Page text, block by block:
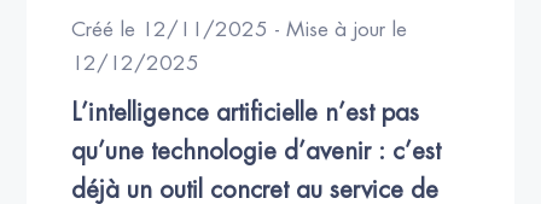
Créé le 12/11/2025 - Mise à jour le
12/12/2025
L’intelligence artificielle n’est pas
qu’une technologie d’avenir : c’est
déjà un outil concret au service de